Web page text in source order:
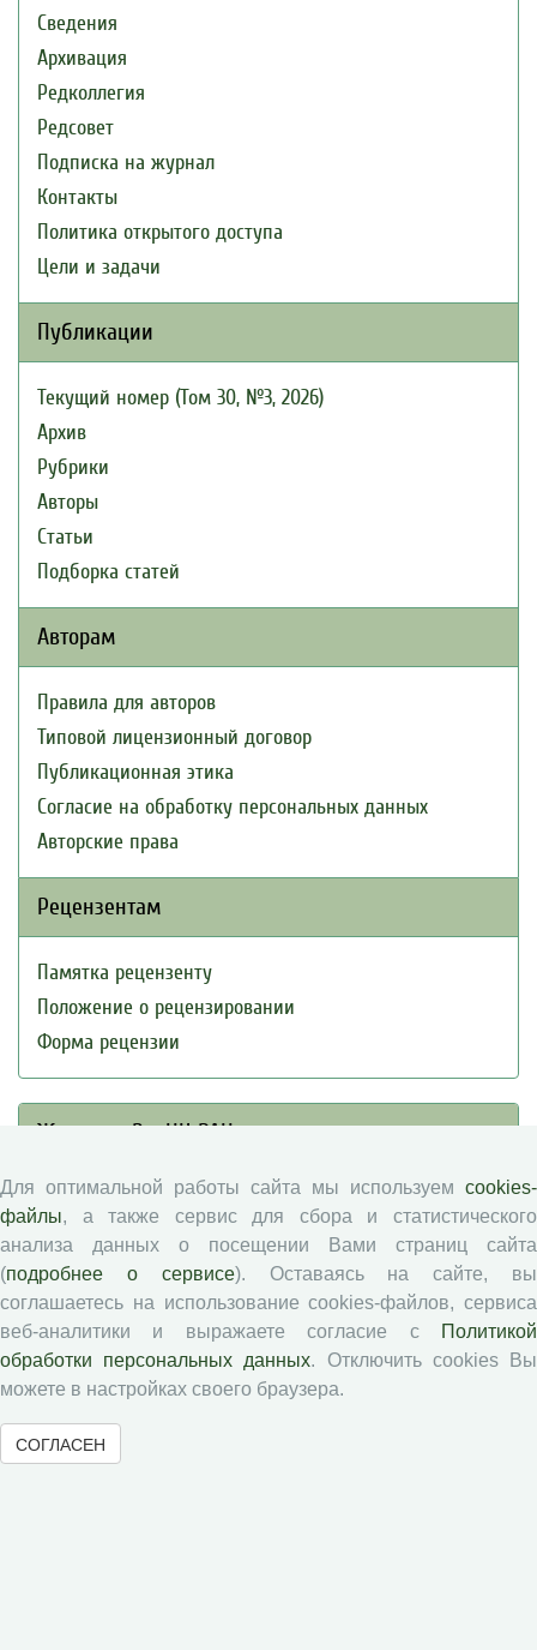
Сведения
Архивация
Редколлегия
Редсовет
Подписка на журнал
Контакты
Политика открытого доступа
Цели и задачи
Публикации
Текущий номер (Том 30, №3, 2026)
Архив
Рубрики
Авторы
Статьи
Подборка статей
Авторам
Правила для авторов
Типовой лицензионный договор
Публикационная этика
Согласие на обработку персональных данных
Авторские права
Рецензентам
Памятка рецензенту
Положение о рецензировании
Форма рецензии
Журналы ВолНЦ РАН
Экономические и социальные перемены
Проблемы развития территории
Вопросы территориального развития
Социальное пространство
Юный экономист
АгроЗооТехника
Для оптимальной работы сайта мы используем cookies-
файлы, а также сервис для сбора и статистического
анализа данных о посещении Вами страниц сайта
(подробнее о сервисе). Оставаясь на сайте, вы
соглашаетесь на использование cookies-файлов, сервиса
веб-аналитики и выражаете согласие с
Политикой
обработки персональных данных. Отключить cookies Вы
можете в настройках своего браузера.
СОГЛАСЕН